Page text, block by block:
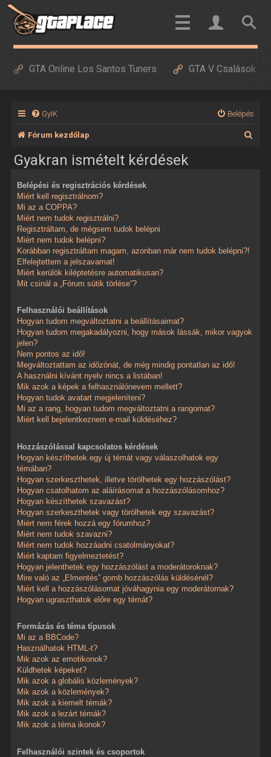
GTA Online Los Santos Tuners GTA V Csalások
GyIK Belépés
Fórum kezdőlap
Gyakran ismételt kérdések
Belépési és regisztrációs kérdések
Miért kell regisztrálnom?
Mi az a COPPA?
Miért nem tudok regisztrálni?
Regisztráltam, de mégsem tudok belépni
Miért nem tudok belépni?
Korábban regisztráltam magam, azonban már nem tudok belépni?!
Elfelejtettem a jelszavamat!
Miért kerülök kiléptetésre automatikusan?
Mit csinál a „Fórum sütik törlése”?
Felhasználói beállítások
Hogyan tudom megváltoztatni a beállításaimat?
Hogyan tudom megakadályozni, hogy mások lássák, mikor vagyok
jelen?
Nem pontos az idő!
Megváltoztattam az időzónát, de még mindig pontatlan az idő!
A használni kívánt nyelv nincs a listában!
Mik azok a képek a felhasználónevem mellett?
Hogyan tudok avatart megjeleníteni?
Mi az a rang, hogyan tudom megváltoztatni a rangomat?
Miért kell bejelentkeznem e-mail küldéséhez?
Hozzászólással kapcsolatos kérdések
Hogyan készíthetek egy új témát vagy válaszolhatok egy
témában?
Hogyan szerkeszthetek, illetve törölhetek egy hozzászólást?
Hogyan csatolhatom az aláírásomat a hozzászólásomhoz?
Hogyan készíthetek szavazást?
Hogyan szerkeszthetek vagy törölhetek egy szavazást?
Miért nem férek hozzá egy fórumhoz?
Miért nem tudok szavazni?
Miért nem tudok hozzáadni csatolmányokat?
Miért kaptam figyelmeztetést?
Hogyan jelenthetek egy hozzászólást a moderátoroknak?
Mire való az „Elmentés” gomb hozzászólás küldésénél?
Miért kell a hozzászólásomat jóváhagynia egy moderátornak?
Hogyan ugraszthatok előre egy témát?
Formázás és téma típusok
Mi az a BBCode?
Használhatok HTML-t?
Mik azok az emotikonok?
Küldhetek képeket?
Mik azok a globális közlemények?
Mik azok a közlemények?
Mik azok a kiemelt témák?
Mik azok a lezárt témák?
Mik azok a téma ikonok?
Felhasználói szintek és csoportok